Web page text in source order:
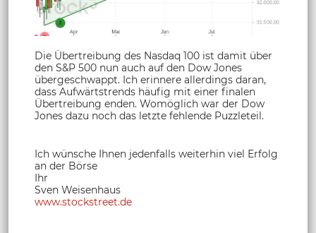
Die Übertreibung des Nasdaq 100 ist damit über
den S&P 500 nun auch auf den Dow Jones
übergeschwappt. Ich erinnere allerdings daran,
dass Aufwärtstrends häufig mit einer finalen
Übertreibung enden. Womöglich war der Dow
Jones dazu noch das letzte fehlende Puzzleteil.
Ich wünsche Ihnen jedenfalls weiterhin viel Erfolg
an der Börse
Ihr
Sven Weisenhaus
www.stockstreet.de